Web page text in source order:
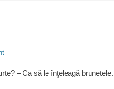
– Ca să le înţeleagă brunetele.